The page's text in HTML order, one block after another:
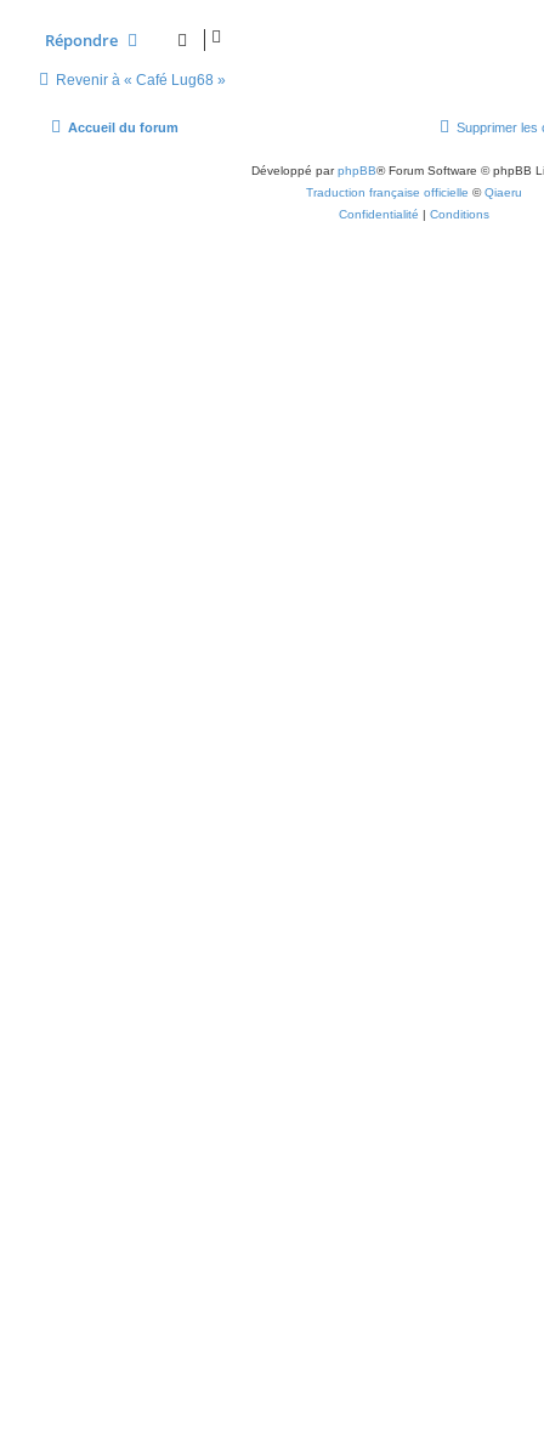
Répondre
Revenir à « Café Lug68 »
Accueil du forum Supprimer les
Développé parphpBB® Forum Software © phpBB
Traduction française officielle ©Qiaeru
Confidentialité | Conditions